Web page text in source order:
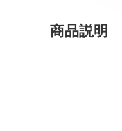
商品説明